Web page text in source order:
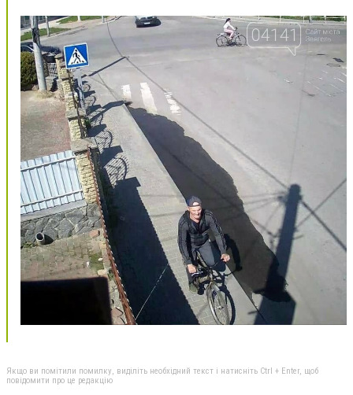
Якщо ви помітили помилку, виділіть необхідний текст і натисніть Ctrl + Enter, щоб
повідомити про це редакцію